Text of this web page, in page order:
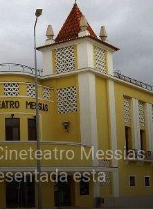
Messias
esta